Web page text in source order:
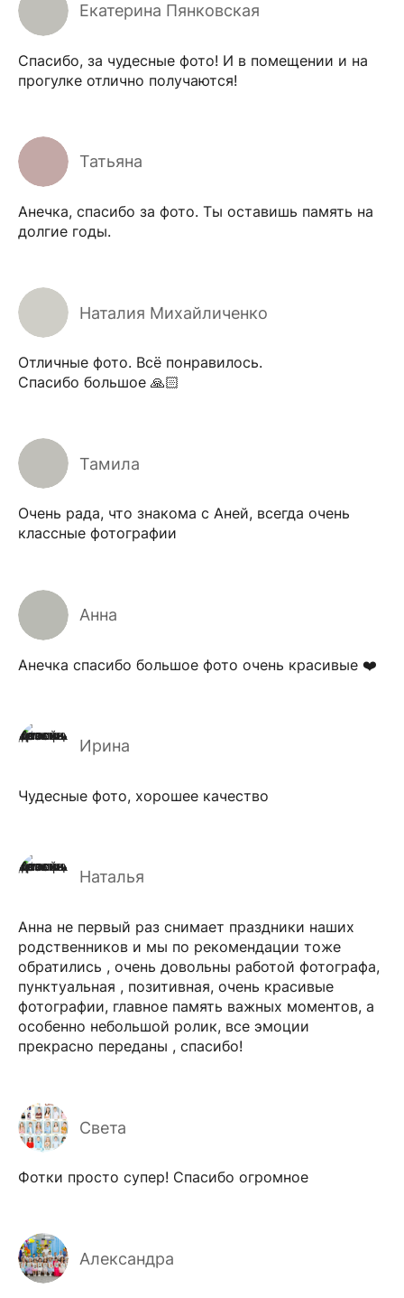
Екатерина Пянковская
Спасибо, за чудесные фото! И в помещении и на
прогулке отлично получаются!
Татьяна
Анечка, спасибо за фото. Ты оставишь память на
долгие годы.
Наталия Михайличенко
Отличные фото. Всё понравилось.
Спасибо большое 🙏🏻
Тамила
Очень рада, что знакома с Аней, всегда очень
классные фотографии
Анна
Анечка спасибо большое фото очень красивые ❤️
Ирина
Чудесные фото, хорошее качество
Наталья
Анна не первый раз снимает праздники наших
родственников и мы по рекомендации тоже
обратились , очень довольны работой фотографа,
пунктуальная , позитивная, очень красивые
фотографии, главное память важных моментов, а
особенно небольшой ролик, все эмоции
прекрасно переданы , спасибо!
Света
Фотки просто супер! Спасибо огромное
Александра